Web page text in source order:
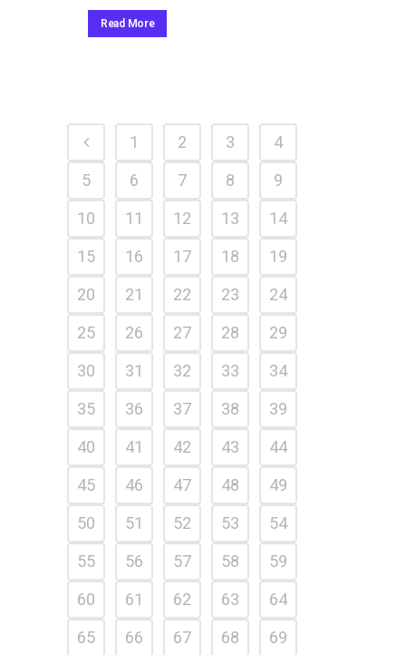
Read More
1 2 3
4
5
6 7 8
9
10
11 12 13
14
15
16 17 18
19
20
21 22 23
24
25
26 27 28
29
30
31 32 33
34
35
36 37 38
39
40
41 42 43
44
45
46 47 48
49
50
51 52 53
54
55
56 57 58
59
60
61 62 63
64
65
66 67 68
69